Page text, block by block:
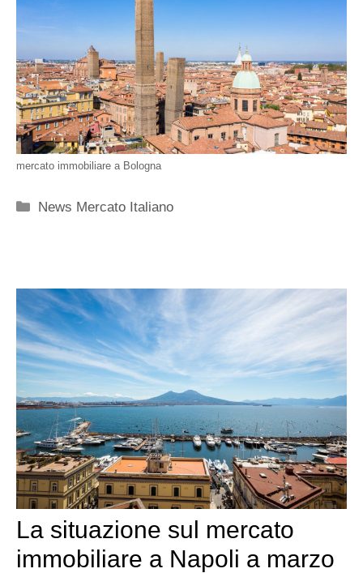
mercato immobiliare a Bologna
Categorie
News Mercato Italiano
La situazione sul mercato
immobiliare a Napoli a marzo